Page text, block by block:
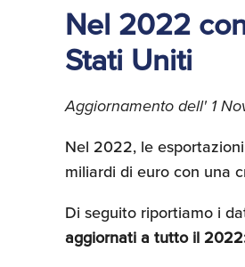
Nel 2022
Stati Uniti
Aggiornamento dell' 1
Nel 2022, le
miliardi di euro con una
Di seguito riportiamo i
aggiornati a tutto il